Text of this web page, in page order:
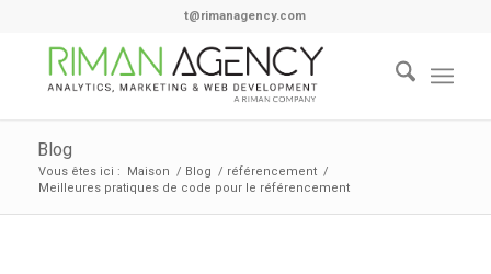
t@rimanagency.com
Blog
Vous êtes ici : Maison / Blog / référencement /
Meilleures pratiques de code pour le référencement